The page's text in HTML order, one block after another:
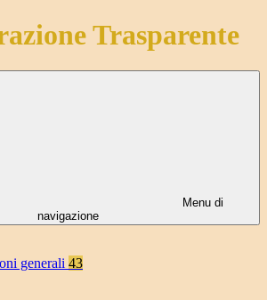
Trasparente
Menu di
navigazione
generali 43